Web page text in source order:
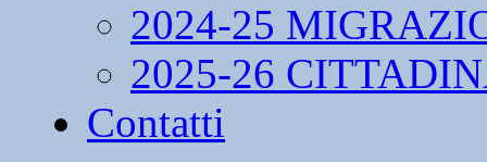
2024-25
2025-26
Contatti